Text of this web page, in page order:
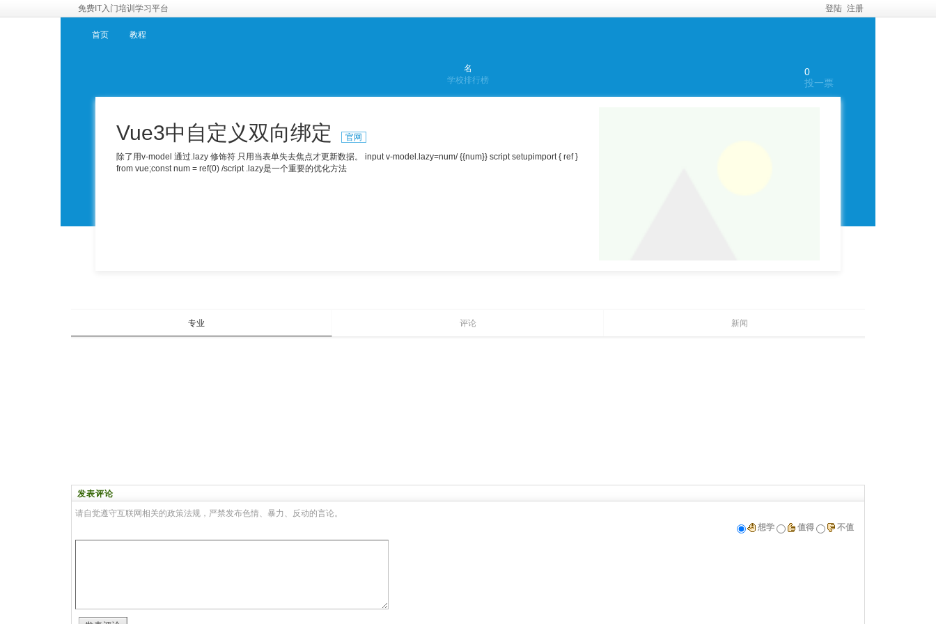
免费IT入门培训学习平台 登陆 注册
首页 教程
名
学校排行榜
0
投一票
Vue3中自定义双向绑定
官网
除了用v-model 通过.lazy 修饰符 只用当表单失去焦点才更新数据。 input v-model.lazy=num/ {{num}} script setupimport { ref }
from vue;const num = ref(0) /script .lazy是一个重要的优化方法
专业 评论 新闻
发表评论
请自觉遵守互联网相关的政策法规，严禁发布色情、暴力、反动的言论。
想学
值得 不值